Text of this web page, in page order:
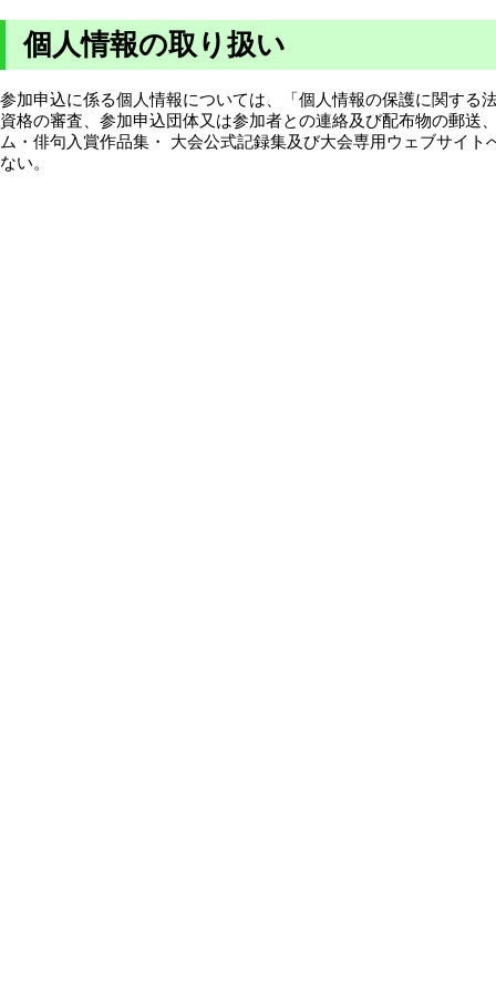
個人情報の取り扱い
参加申込に係る個人情報については、「個人情報の保護に関する
資格の審査、参加申込団体又は参加者との連絡及び配布物の郵
ム・俳句入賞作品集・ 大会公式記録集及び大会専用ウェブサイ
ない。